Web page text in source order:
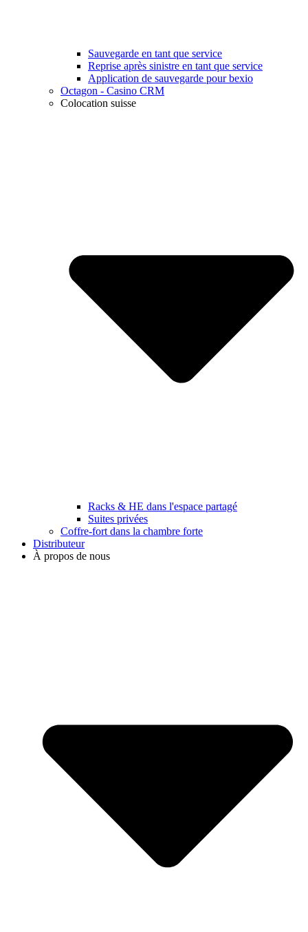
Sauvegarde en tant que service
Reprise après sinistre en tant que service
Application de sauvegarde pour bexio
Octagon - Casino CRM
Colocation suisse
Racks & HE dans l'espace partagé
Suites privées
Coffre-fort dans la chambre forte
Distributeur
À propos de nous